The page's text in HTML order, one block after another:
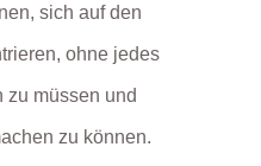
sich auf den
ohne jedes
zu müssen und
zu können.